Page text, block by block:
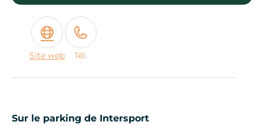
Sur le parking de Intersport
Site web Tél.